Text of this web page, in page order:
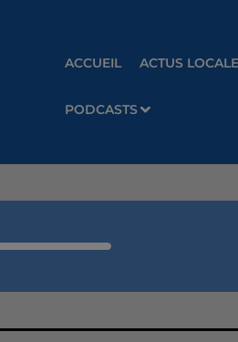
ACCUEIL ACTUS
PODCASTS